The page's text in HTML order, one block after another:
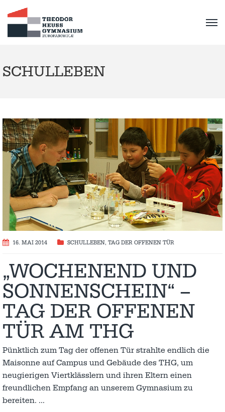
SCHULLEBEN
16. MAI 2014 SCHULLEBEN, TAG DER OFFENEN TÜR
„WOCHENEND UND
SONNENSCHEIN“ –
TAG DER OFFENEN
TÜR AM THG
Pünktlich zum Tag der offenen Tür strahlte endlich die
Maisonne auf Campus und Gebäude des THG, um
neugierigen Viertklässlern und ihren Eltern einen
freundlichen Empfang an unserem Gymnasium zu
bereiten. …